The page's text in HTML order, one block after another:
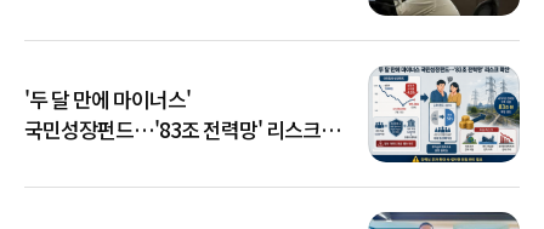
'두 달 만에 마이너스'
국민성장펀드…'83조 전력망' 리스크